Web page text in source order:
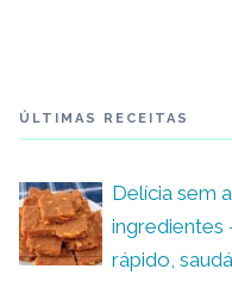
ÚLTIMAS RECEITAS
Delícia sem
ingredientes
rápido,